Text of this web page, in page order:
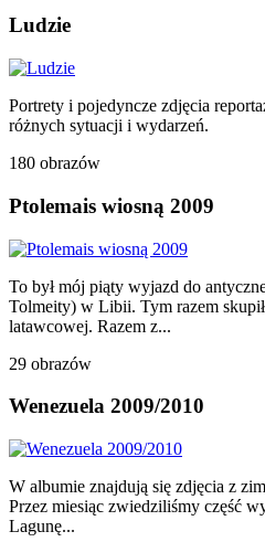
Ludzie
Portrety i pojedyncze zdjęcia
różnych sytuacji i wydarzeń.
180 obrazów
Ptolemais wiosną 2009
To był mój piąty wyjazd do
Tolmeity) w Libii. Tym razem
latawcowej. Razem z...
29 obrazów
Wenezuela 2009/2010
W albumie znajdują się zdjęcia z
Przez miesiąc zwiedziliśmy część
Lagunę...